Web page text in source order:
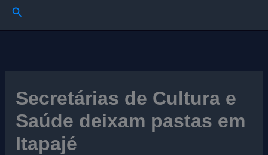
Pesquisar
Secretárias de Cultura e
Saúde deixam pastas em
Itapajé